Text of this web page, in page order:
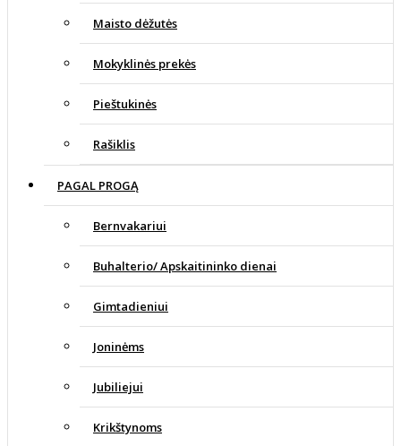
Maisto dėžutės
Mokyklinės prekės
Pieštukinės
Rašiklis
PAGAL PROGĄ
Bernvakariui
Buhalterio/ Apskaitininko dienai
Gimtadieniui
Joninėms
Jubiliejui
Krikštynoms